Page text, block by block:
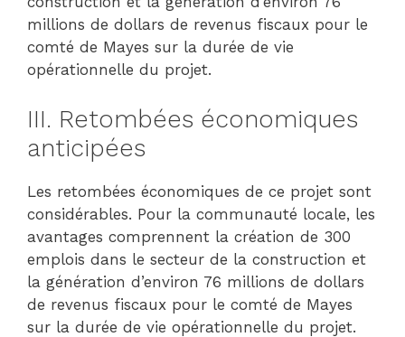
millions de dollars de revenus fiscaux pour le
comté de Mayes sur la durée de vie
opérationnelle du projet.
III. Retombées économiques
anticipées
Les retombées économiques de ce projet sont
considérables. Pour la communauté locale, les
avantages comprennent la création de 300
emplois dans le secteur de la construction et
la génération d’environ 76 millions de dollars
de revenus fiscaux pour le comté de Mayes
sur la durée de vie opérationnelle du projet.